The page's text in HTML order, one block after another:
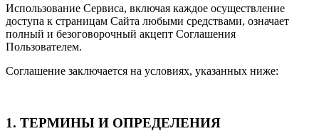
Использование Сервиса, включая каждое осуществление
доступа к страницам Сайта любыми средствами, означает
полный и безоговорочный акцепт Соглашения
Пользователем.
Соглашение заключается на условиях, указанных ниже:
1. ТЕРМИНЫ И ОПРЕДЕЛЕНИЯ